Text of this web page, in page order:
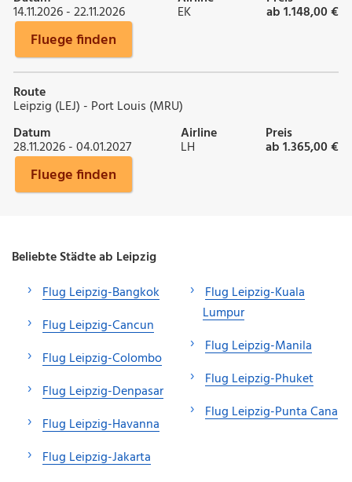
14.11.2026 - 22.11.2026 EK ab 1.148,00 €
Fluege finden
Route
Leipzig (LEJ) - Port Louis (MRU)
Datum
28.11.2026 - 04.01.2027
Airline
LH
Preis
ab 1.365,00 €
Fluege finden
Beliebte Städte ab Leipzig
Flug Leipzig-Bangkok
Flug Leipzig-Cancun
Flug Leipzig-Colombo
Flug Leipzig-Denpasar
Flug Leipzig-Havanna
Flug Leipzig-Jakarta
Flug Leipzig-Kuala
Lumpur
Flug Leipzig-Manila
Flug Leipzig-Phuket
Flug Leipzig-Punta Cana